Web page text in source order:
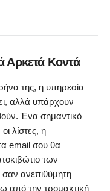
Αρκετά Κοντά
της, η υπηρεσία
αλλά υπάρχουν
Ένα σημαντικό
λίστες, η
email σου θα
των
ανεπιθύμητη
από την τρομακτική